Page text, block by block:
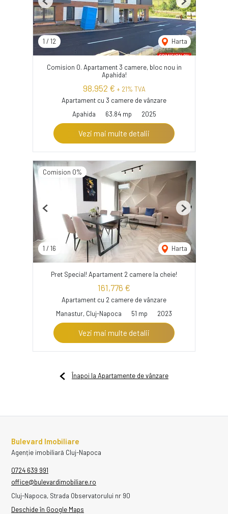
1 / 12 Harta
Previous Next
Comision 0. Apartament 3 camere, bloc nou in
Apahida!
98,952 € + 21% TVA
Apartament cu 3 camere de vânzare
Apahida
63.84 mp 2025
Vezi mai multe detalii
Comision 0%
1 / 16 Harta
Previous Next
Pret Special! Apartament 2 camere la cheie!
161,776 €
Apartament cu 2 camere de vânzare
Manastur, Cluj-Napoca
51 mp 2023
Vezi mai multe detalii
Înapoi la Apartamente de vânzare
Bulevard Imobiliare
Agenție imobiliară Cluj-Napoca
0724 639 991
office@bulevardimobiliare.ro
Cluj-Napoca, Strada Observatorului nr 90
Deschide în Google Maps